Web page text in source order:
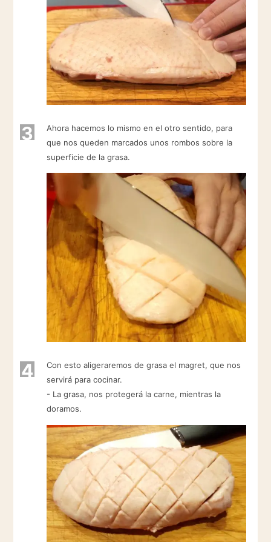
3
Ahora hacemos lo mismo en el otro sentido, para
que nos queden marcados unos rombos sobre la
superficie de la grasa.
4
Con esto aligeraremos de grasa el magret, que nos
servirá para cocinar.
- La grasa, nos protegerá la carne, mientras la
doramos.